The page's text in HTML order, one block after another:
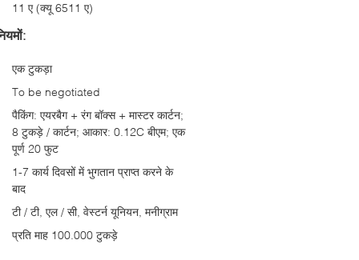
11 ए (क्यू 6511 ए)
एक टुकड़ा
To be negotiated
पैकिंग: एयरबैग + रंग बॉक्स + मास्टर कार्टन;
8 टुकड़े / कार्टन; आकार: 0.12C बीएम; एक
पूर्ण 20 फुट
1-7 कार्य दिवसों में भुगतान प्राप्त करने के
बाद
टी / टी, एल / सी, वेस्टर्न यूनियन, मनीग्राम
प्रति माह 100.000 टुकड़े